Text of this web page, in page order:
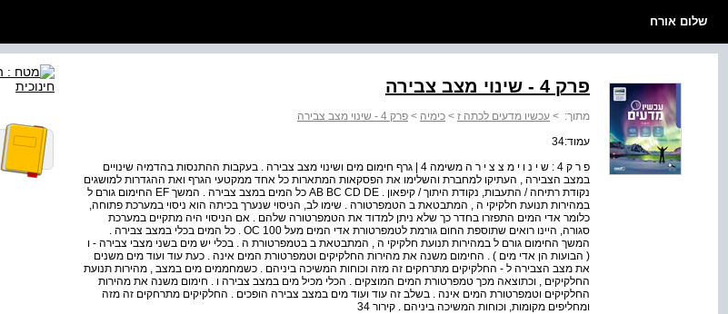
שלום אורח
פרק 4 - שינוי מצב צבירה
מתוך: > עכשיו מדעים לכתה ז > כימיה > פרק 4 - שינוי מצב צבירה
עמוד:34
פ ר ק 4 : ש י נ ו י מ צ צ י ר ה משימה 4 | גרף חימום מים ושינוי מצב צבירה . בעקבות ההתנסות בהדמיה שינויים
במצב הצבירה , העתיקו למחברת והשלימו את הפסקאות המתארות כל אחד ממקטעי הגרף ואת ההגדרות למושגים
נקודת רתיחה / התעבות, נקודת היתוך / קיפאון . AB BC CD DE כל המים במצב צבירה . המשך EF החימום גורם ל
במהירות תנועת חלקיקי ה , המתבטאת ב הטמפרטורה . שימו לב, הניסוי שנערך בכיתה הוא ניסוי במערכת פתוחה,
כלומר אדי המים התפזרו בחדר כך שלא ניתן למדוד את הטמפרטורה שלהם . אם הניסוי היה מתקיים במערכת
סגורה, היינו רואים שתוספת החום גורמת לטמפרטורת אדי המים מעל OC 100 . כל המים בכלי במצב צבירה .
המשך החימום גורם ל במהירות תנועת חלקיקי ה , המתבטאת ב בטמפרטורת ה . בכלי יש מים בשני מצבי צבירה - ו
( הבועות הן אדי מים ) . החימום משנה את מהירות החלקיקים וטמפרטורת המים אינה . כעת עוד ועוד מים משנים
את מצב הצבירה ל - החלקיקים מתרחקים זה מזה וכוחות המשיכה ביניהם . כשמחממים מים במצב , מהירות תנועת
החלקיקים , וכתוצאה מכך טמפרטורת המים המוצקים . הכלי מכיל מים במצב צבירה ו . חימום משנה את מהירות
החלקיקים וטמפרטורת המים אינה . בשלב זה עוד ועוד מים במצב צבירה הופכים . החלקיקים מתרחקים זה מזה
ומחליפים מקומות, וכוחות המשיכה ביניהם . קירור 34